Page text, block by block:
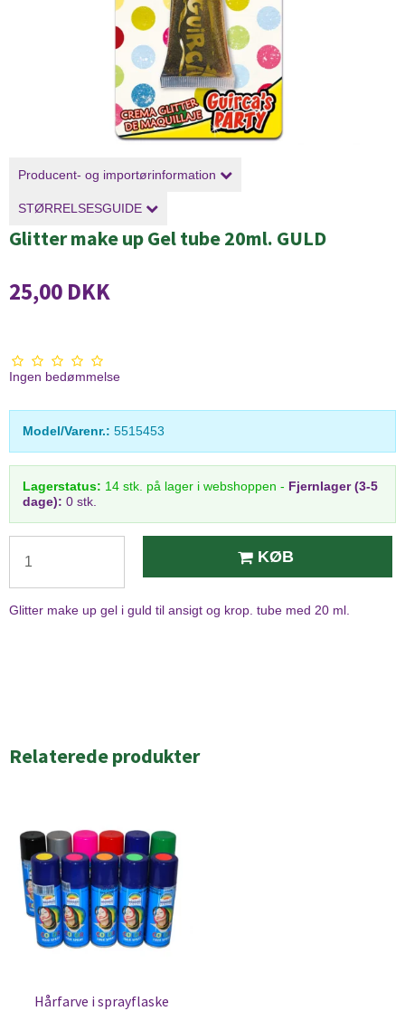
Producent- og importørinformation
STØRRELSESGUIDE
Glitter make up Gel tube 20ml. GULD
25,00 DKK
Ingen bedømmelse
Model/Varenr.: 5515453
Lagerstatus: 14 stk. på lager i webshoppen - Fjernlager (3-5
dage): 0 stk.
KØB
Glitter make up gel i guld til ansigt og krop. tube med 20 ml.
Relaterede produkter
Hårfarve i sprayflaske